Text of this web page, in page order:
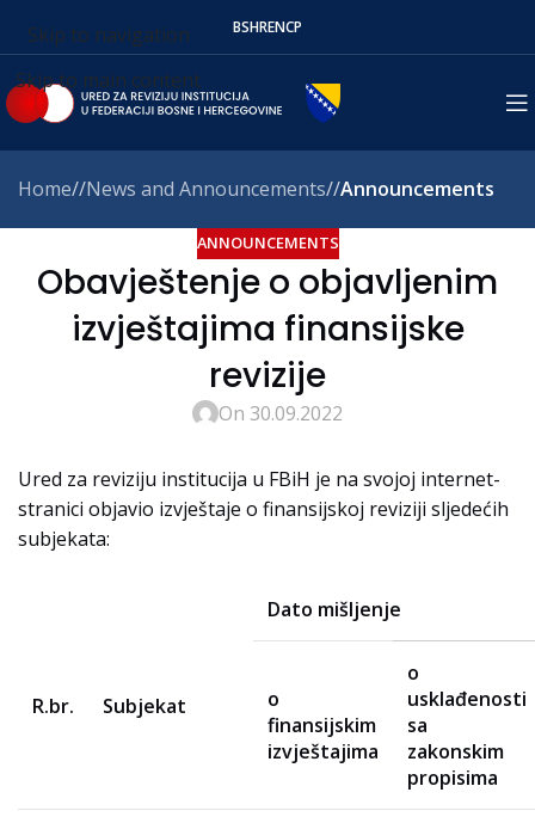
Skip to navigation
Skip to main content
BSHRENСР
Home/ News and Announcements/ Announcements
ANNOUNCEMENTS
Obavještenje o objavljenim
izvještajima finansijske
revizije
On 30.09.2022
Ured za reviziju institucija u FBiH je na svojoj internet-
stranici objavio izvještaje o finansijskoj reviziji sljedećih
subjekata:
R.br. Subjekat
Dato mišljenje
o
finansijskim
izvještajima
o
usklađenosti
sa
zakonskim
propisima